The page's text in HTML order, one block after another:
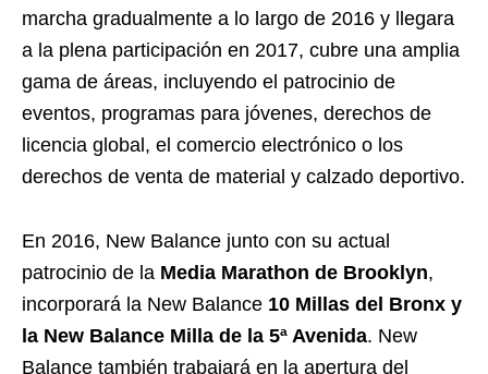
marcha gradualmente a lo largo de 2016 y llegara
a la plena participación en 2017, cubre una amplia
gama de áreas, incluyendo el patrocinio de
eventos, programas para jóvenes, derechos de
licencia global, el comercio electrónico o los
derechos de venta de material y calzado deportivo.
En 2016, New Balance junto con su actual
patrocinio de la Media Marathon de Brooklyn,
incorporará la New Balance 10 Millas del Bronx y
la New Balance Milla de la 5ª Avenida. New
Balance también trabajará en la apertura del